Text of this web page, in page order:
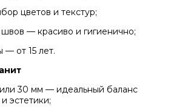
цветов и текстур;
— красиво и гигиенично;
— от 15 лет.
30 мм — идеальный баланс
эстетики;